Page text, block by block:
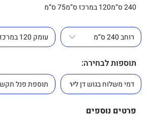
240 ס”מ 120 במרכז ס”מ 75 ס”מ
תוספות לבחירה:
פרטים נוספים